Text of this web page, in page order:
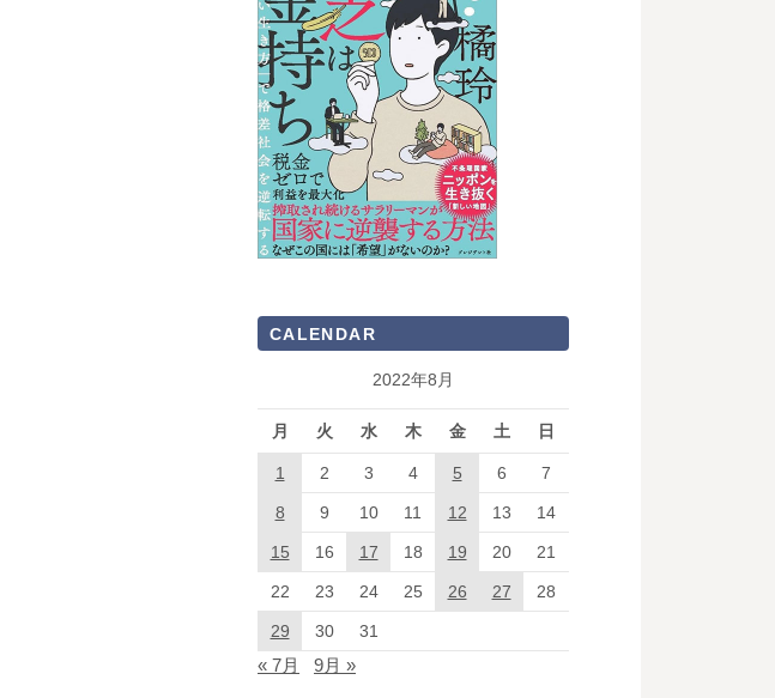
CALENDAR
2022年8月
月 火 水 木 金 土 日
1 2 3 4 5 6 7
8 9 10 11 12 13 14
15 16 17 18 19 20 21
22 23 24 25 26 27 28
29 30 31
« 7月 9月 »